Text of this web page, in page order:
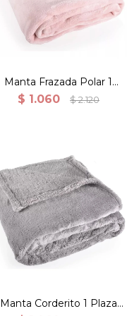
Manta Frazada Polar 1
Plaza 150x200cm Lisa -
$ 1.060 $ 2.120
Manta corderito 150x200
Gris Oscuro
Manta Corderito 1 Plaza